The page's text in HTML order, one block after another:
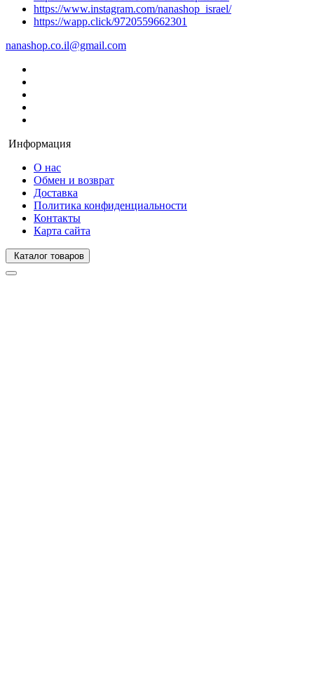
https://www.instagram.com/nanashop_israel/
https://wapp.click/9720559662301
nanashop.co.il@gmail.com
Информация
О нас
Обмен и возврат
Доставка
Политика конфиденциальности
Контакты
Карта сайта
Каталог товаров